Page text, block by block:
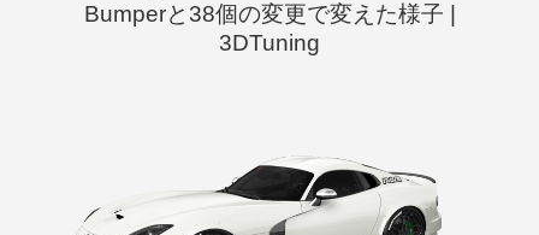
Bumperと38個の変更で変えた様子 |
3DTuning